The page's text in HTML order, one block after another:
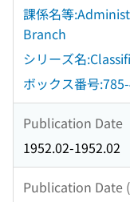
課係名等
Branch
シリーズ名
ボックス番号
Publication Date
1952.02-1952.02
Publication Date